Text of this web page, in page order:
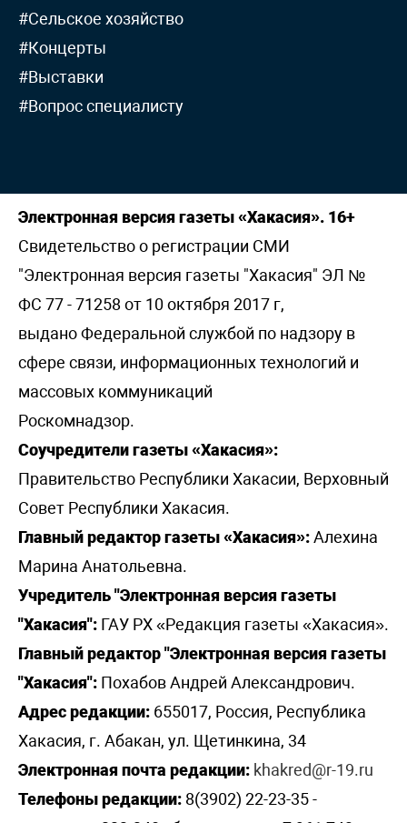
#Сельское хозяйство
#Концерты
#Выставки
#Вопрос специалисту
Электронная версия газеты «Хакасия». 16+
Свидетельство о регистрации СМИ
"Электронная версия газеты "Хакасия" ЭЛ №
ФС 77 - 71258 от 10 октября 2017 г,
выдано Федеральной службой по надзору в
сфере связи, информационных технологий и
массовых коммуникаций
Роскомнадзор.
Соучредители газеты «Хакасия»:
Правительство Республики Хакасии, Верховный
Совет Республики Хакасия.
Главный редактор газеты «Хакасия»:Алехина
Марина Анатольевна.
Учредитель "Электронная версия газеты
"Хакасия": ГАУ РХ «Редакция газеты «Хакасия».
Главный редактор "Электронная версия газеты
"Хакасия": Похабов Андрей Александрович.
Адрес редакции: 655017, Россия, Республика
Хакасия, г. Абакан, ул. Щетинкина, 34
Электронная почта редакции: khakred@r-19.ru
Телефоны редакции: 8(3902) 22-23-35 -